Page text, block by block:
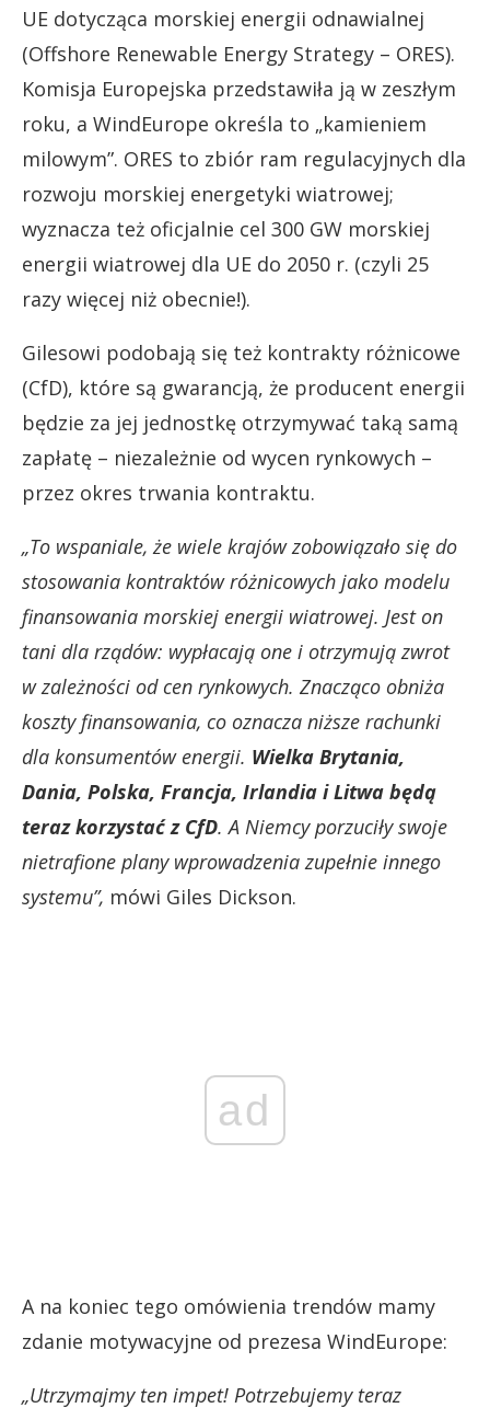
UE dotycząca morskiej energii odnawialnej
(Offshore Renewable Energy Strategy – ORES).
Komisja Europejska przedstawiła ją w zeszłym
roku, a WindEurope określa to „kamieniem
milowym”. ORES to zbiór ram regulacyjnych dla
rozwoju morskiej energetyki wiatrowej;
wyznacza też oficjalnie cel 300 GW morskiej
energii wiatrowej dla UE do 2050 r. (czyli 25
razy więcej niż obecnie!).
Gilesowi podobają się też kontrakty różnicowe
(CfD), które są gwarancją, że producent energii
będzie za jej jednostkę otrzymywać taką samą
zapłatę – niezależnie od wycen rynkowych –
przez okres trwania kontraktu.
„To wspaniale, że wiele krajów zobowiązało się do
stosowania kontraktów różnicowych jako modelu
finansowania morskiej energii wiatrowej. Jest on
tani dla rządów: wypłacają one i otrzymują zwrot
w zależności od cen rynkowych. Znacząco obniża
koszty finansowania, co oznacza niższe rachunki
dla konsumentów energii. Wielka Brytania,
Dania, Polska, Francja, Irlandia i Litwa będą
teraz korzystać z CfD. A Niemcy porzuciły swoje
nietrafione plany wprowadzenia zupełnie innego
systemu”, mówi Giles Dickson.
ad
A na koniec tego omówienia trendów mamy
zdanie motywacyjne od prezesa WindEurope:
„Utrzymajmy ten impet! Potrzebujemy teraz